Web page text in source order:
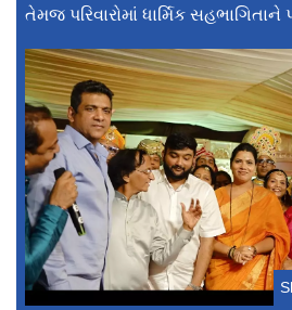
તેમજ પરિવારોમાં ધાર્મિક સહભાગિતાને